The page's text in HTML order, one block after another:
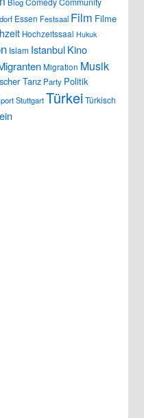
Essen Festsaal Film Filme
Hochzeitssaal Hukuk
Islam IstanbulKino
Migration Musik
Tanz Party Politik
StuttgartTürkeiTürkisch